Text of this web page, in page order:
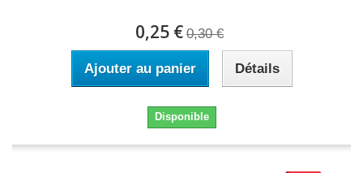
0,25 € 0,30 €
Ajouter au panier Détails
Disponible